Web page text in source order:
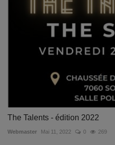
The Talents - édition 2022
Webmaster Mai 11, 2022 0 269